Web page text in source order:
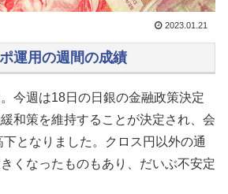
2023.01.21
運用の週間の成績
今週は18日の日銀の金融政策決定
和策を維持することが決定され、会
となりました。クロス円以外の通
くなったものもあり、だいぶ不安定